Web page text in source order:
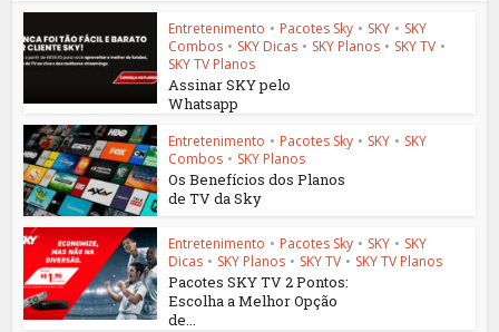
Entretenimento • Pacotes Sky • SKY • SKY
Combos • SKY Dicas • SKY Planos • SKY TV •
SKY TV Planos
Assinar SKY pelo
Whatsapp
Entretenimento • Pacotes Sky • SKY • SKY
Combos • SKY Planos
Os Benefícios dos Planos
de TV da Sky
Entretenimento • Pacotes Sky • SKY • SKY
Dicas • SKY Planos • SKY TV • SKY TV Planos
Pacotes SKY TV 2 Pontos:
Escolha a Melhor Opção
de...